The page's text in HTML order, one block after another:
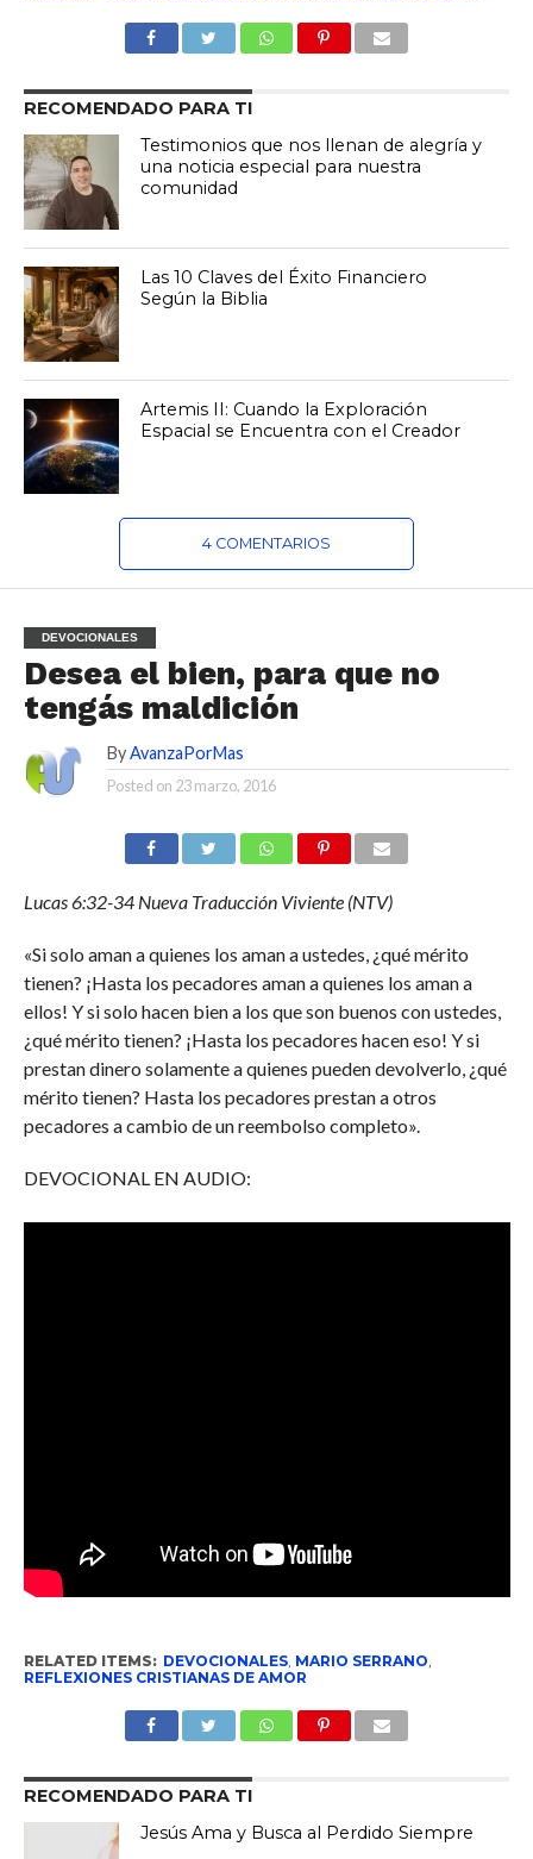
RECOMENDADO PARA TI
Testimonios que nos llenan de alegría y
una noticia especial para nuestra
comunidad
Las 10 Claves del Éxito Financiero
Según la Biblia
Artemis II: Cuando la Exploración
Espacial se Encuentra con el Creador
4 COMENTARIOS
DEVOCIONALES
Desea el bien, para que no
tengás maldición
By AvanzaPorMas
Posted on 23 marzo, 2016
Lucas 6:32-34 Nueva Traducción Viviente (NTV)
«Si solo aman a quienes los aman a ustedes, ¿qué mérito
tienen? ¡Hasta los pecadores aman a quienes los aman a
ellos! Y si solo hacen bien a los que son buenos con ustedes,
¿qué mérito tienen? ¡Hasta los pecadores hacen eso! Y si
prestan dinero solamente a quienes pueden devolverlo, ¿qué
mérito tienen? Hasta los pecadores prestan a otros
pecadores a cambio de un reembolso completo».
DEVOCIONAL EN AUDIO:
RELATED ITEMS: DEVOCIONALES, MARIO SERRANO,
REFLEXIONES CRISTIANAS DE AMOR
RECOMENDADO PARA TI
Jesús Ama y Busca al Perdido Siempre